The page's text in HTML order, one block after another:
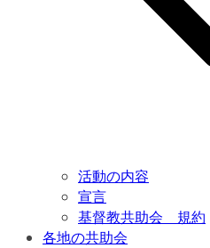
活動の内容
宣言
基督教共助会 規約
各地の共助会